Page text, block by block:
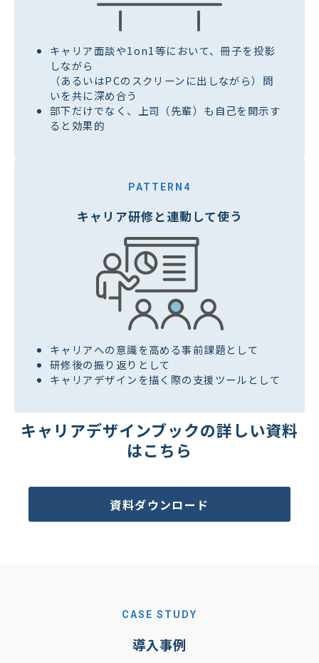
キャリア面談や1on1等において、冊子を投影
しながら
（あるいはPCのスクリーンに出しながら）問
いを共に深め合う
部下だけでなく、上司（先輩）も自己を開示す
ると効果的
PATTERN4
キャリア研修と連動して使う
キャリアへの意識を高める事前課題として
研修後の振り返りとして
キャリアデザインを描く際の支援ツールとして
キャリアデザインブックの詳しい資料
はこちら
資料ダウンロード
CASE STUDY
導入事例